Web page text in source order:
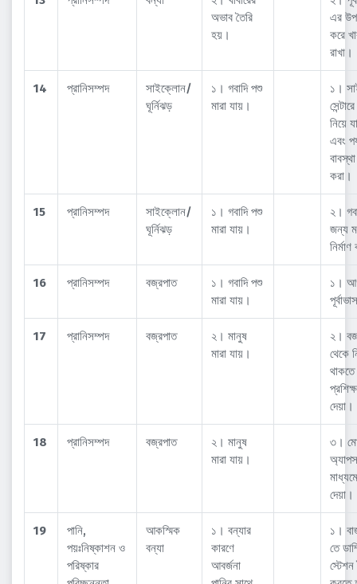
অভাব তৈরি
হয়।
এর
করে
রাখা।
14 প্রানিসম্পদ
সাইক্লোন/
ঘূর্নিঝড়
১। গবাদি পশু
মারা যায়।
১।
নিয়ে
এবং
করা।
15 প্রানিসম্পদ
সাইক্লোন/
ঘূর্নিঝড়
১। গবাদি পশু
মারা যায়।
২।
জন্য
16 প্রানিসম্পদ বজ্রপাত
১। গবাদি পশু
মারা যায়।
১।
17 প্রানিসম্পদ বজ্রপাত
২। মানুষ
মারা যায়।
২।
থেকে
থাকতে
দেয়া।
18 প্রানিসম্পদ বজ্রপাত
২। মানুষ
মারা যায়।
৩।
দেয়া।
19
পানি,
পয়ঃনিষ্কাশন ও
পরিষ্কার
আকস্মিক
বন্যা
১। বন্যার
কারণে
আবর্জনা
১।
তে
স্টেশন